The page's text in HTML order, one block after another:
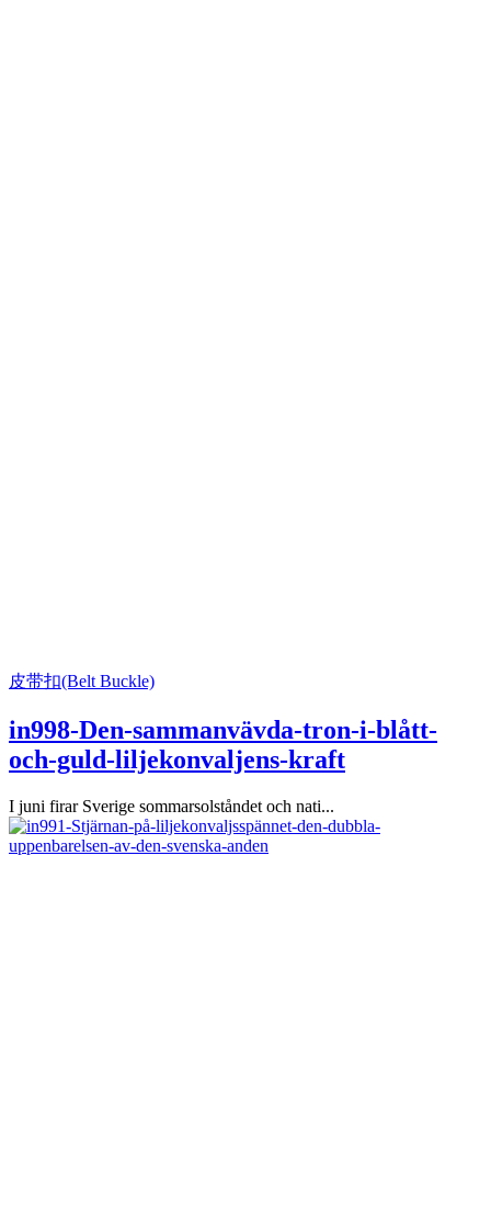
皮带扣(Belt Buckle)
in998-Den-sammanvävda-tron-i-blått-
och-guld-liljekonvaljens-kraft
I juni firar Sverige sommarsolståndet och nati...